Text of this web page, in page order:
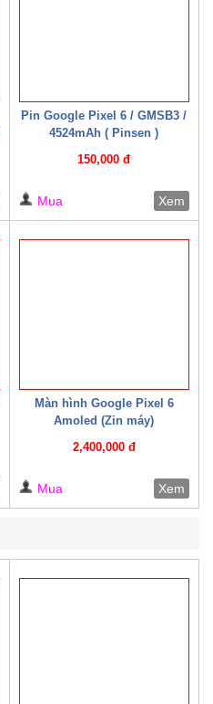
Pin Google Pixel 6 / GMSB3 /
4524mAh ( Pinsen )
150,000 đ
Mua Xem
Màn hình Google Pixel 6
Amoled (Zin máy)
2,400,000 đ
Mua Xem